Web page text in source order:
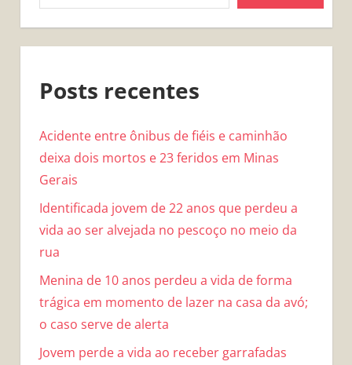
Posts recentes
Acidente entre ônibus de fiéis e caminhão
deixa dois mortos e 23 feridos em Minas
Gerais
Identificada jovem de 22 anos que perdeu a
vida ao ser alvejada no pescoço no meio da
rua
Menina de 10 anos perdeu a vida de forma
trágica em momento de lazer na casa da avó;
o caso serve de alerta
Jovem perde a vida ao receber garrafadas